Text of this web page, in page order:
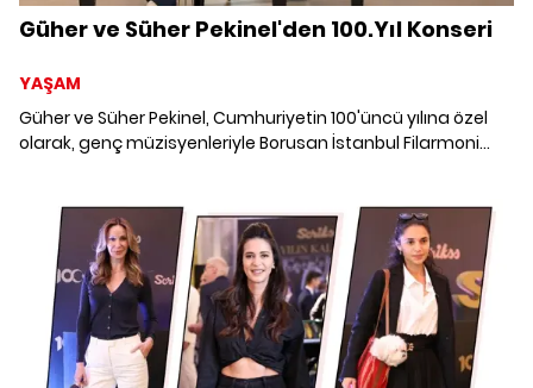
Güher ve Süher Pekinel'den 100.Yıl Konseri
YAŞAM
Güher ve Süher Pekinel, Cumhuriyetin 100'üncü yılına özel
olarak, genç müzisyenleriyle Borusan İstanbul Filarmoni